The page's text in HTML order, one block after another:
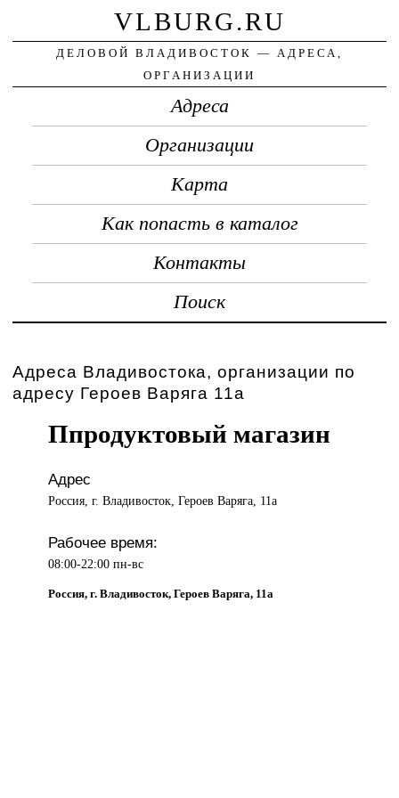
VLBURG.RU
ДЕЛОВОЙ ВЛАДИВОСТОК — АДРЕСА,
ОРГАНИЗАЦИИ
Адреса
Организации
Карта
Как попасть в каталог
Контакты
Поиск
Адреса Владивостока, организации по
адресу Героев Варяга 11а
Ппродуктовый магазин
Адрес
Россия, г. Владивосток, Героев Варяга, 11а
Рабочее время:
08:00-22:00 пн-вс
Россия, г. Владивосток, Героев Варяга, 11а